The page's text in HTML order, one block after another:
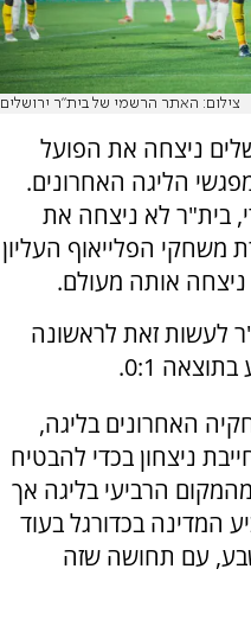
צילום: האתר הרשמי של בית"ר ירושלים
ניצחה את הפועל
שבע רק פעם אחת ב-35 מפגשי הליגה האחרונים.
בית"ר לא ניצחה את
ובמסגרת משחקי הפלייאוף העליון
אותה מעולם.
לעשות זאת לראשונה
0:1.
האחרונים בליגה,
ניצחון בכדי להבטיח
הרביעי בליגה אך
המדינה בכדורגל בעוד
עם תחושה שזה